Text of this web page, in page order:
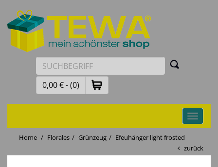
0,00 € - (0)
Toggle
Home
Florales Grünzeug
Efeuhänger light frosted
zurück